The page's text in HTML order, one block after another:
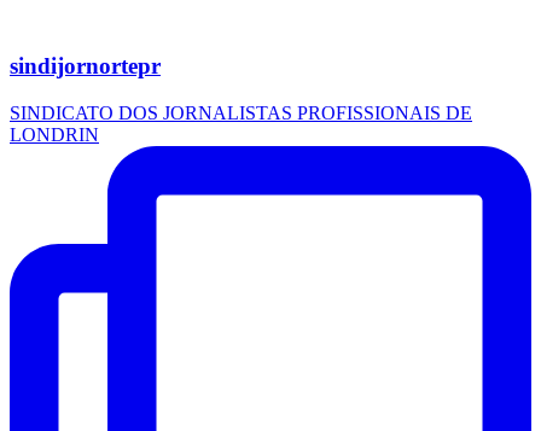
sindijornortepr
SINDICATO DOS JORNALISTAS PROFISSIONAIS DE
LONDRIN